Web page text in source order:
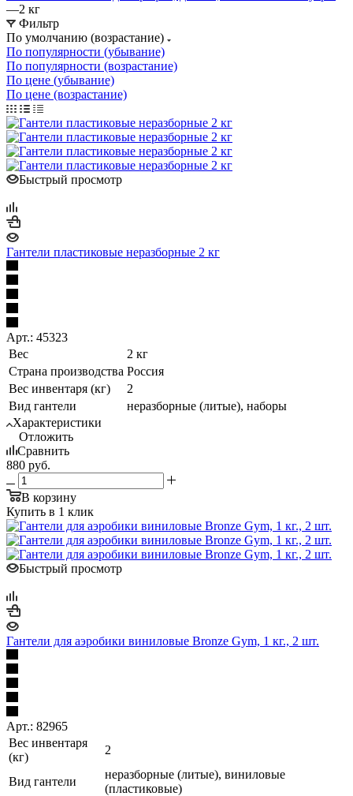
—2 кг
Фильтр
По умолчанию (возрастание)
По популярности (убывание)
По популярности (возрастание)
По цене (убывание)
По цене (возрастание)
Быстрый просмотр
Гантели пластиковые неразборные 2 кг
Арт.: 45323
Вес
2 кг
Страна производства Россия
Вес инвентаря (кг)
2
Вид гантели
неразборные (литые), наборы
Характеристики
Отложить
Сравнить
880 руб.
В корзину
Купить в 1 клик
Быстрый просмотр
Гантели для аэробики виниловые Bronze Gym, 1 кг., 2 шт.
Арт.: 82965
Вес инвентаря
(кг)
2
Вид гантели
неразборные (литые), виниловые
(пластиковые)